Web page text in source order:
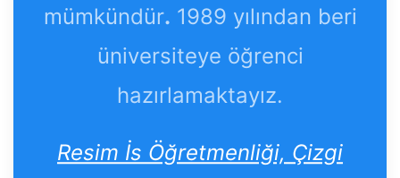
mümkündür. 1989 yılından beri
üniversiteye öğrenci
hazırlamaktayız.
Resim İs Öğretmenliği, Çizgi